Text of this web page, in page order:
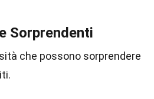
Sorprendenti
che possono sorprendere